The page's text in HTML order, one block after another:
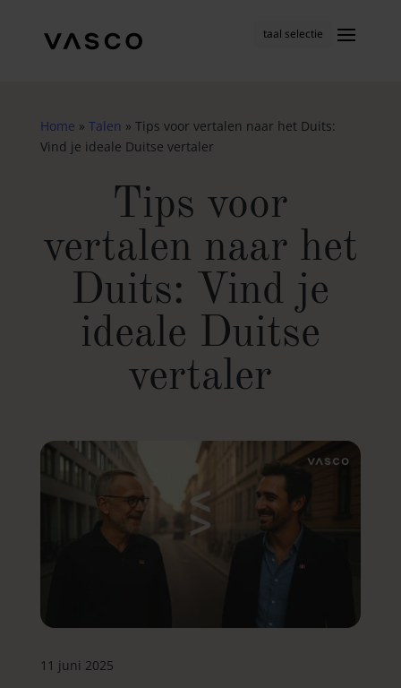
taal selectie
Home » Talen » Tips voor vertalen naar het Duits:
Vind je ideale Duitse vertaler
Tips voor
vertalen naar het
Duits: Vind je
ideale Duitse
vertaler
11 juni 2025